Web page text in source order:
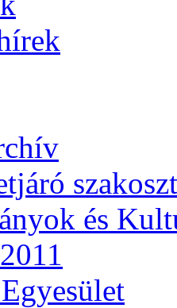
és